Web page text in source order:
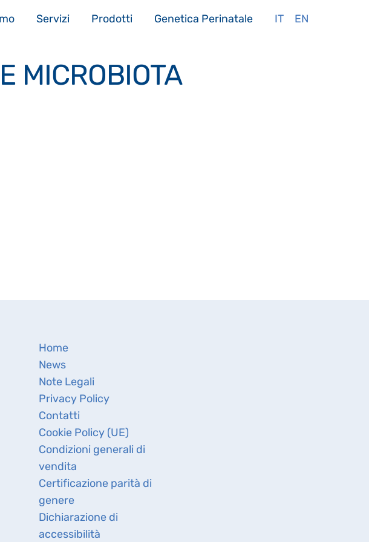
Servizi Prodotti Genetica Perinatale IT EN
MICROBIOTA
Home
News
Note Legali
Privacy Policy
Contatti
Cookie Policy (UE)
Condizioni generali di
vendita
Certificazione parità di
genere
Dichiarazione di
accessibilità